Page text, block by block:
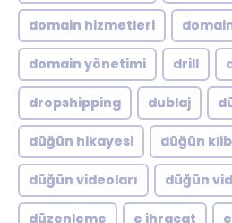
domain hizmetleri
domain yönetimi drill
dropshipping dublaj
düğün hikayesi düğün
düğün videoları düğün
düzenleme e ihracat